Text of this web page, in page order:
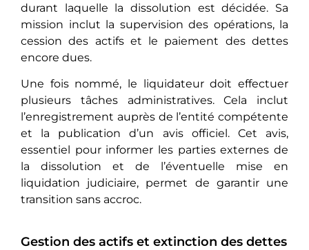
durant laquelle la dissolution est décidée. Sa
mission inclut la supervision des opérations, la
cession des actifs et le paiement des dettes
encore dues.
Une fois nommé, le liquidateur doit effectuer
plusieurs tâches administratives. Cela inclut
l’enregistrement auprès de l’entité compétente
et la publication d’un avis officiel. Cet avis,
essentiel pour informer les parties externes de
la dissolution et de l’éventuelle mise en
liquidation judiciaire, permet de garantir une
transition sans accroc.
Gestion des actifs et extinction des dettes